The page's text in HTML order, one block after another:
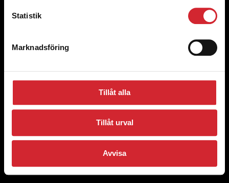
Statistik
Marknadsföring
Tillåt alla
Tillåt urval
Avvisa
© 2008 Västerås stadsmission
Förslag och klagomål Cookie Policy
Integritetspolicy